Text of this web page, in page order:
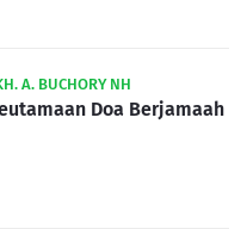
A. BUCHORY NH
Doa Berjamaah